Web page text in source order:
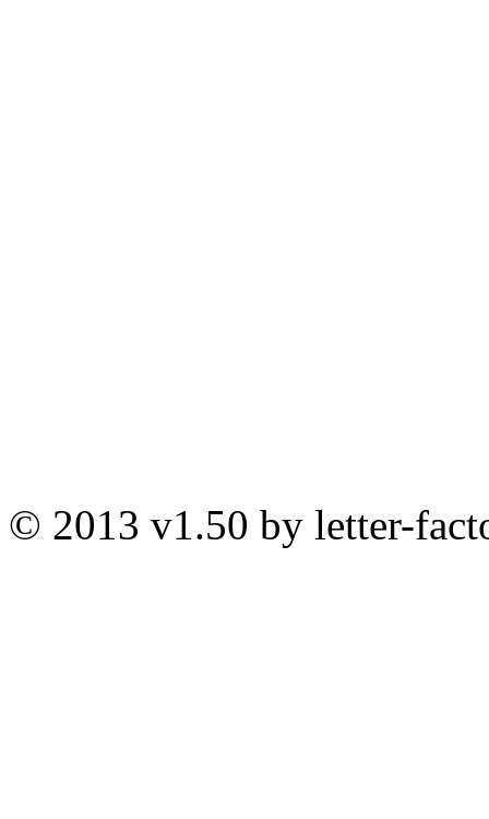
© 2013 v1.50 by letter-